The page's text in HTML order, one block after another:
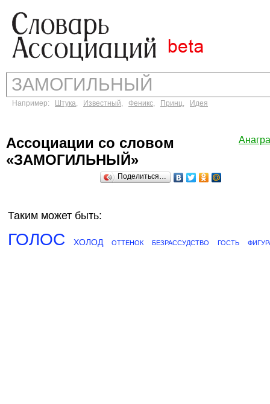
Например: Штука, Известный, Феникс, Принц, Идея
Ассоциации со словом
«ЗАМОГИЛЬНЫЙ»
Поделиться…
Таким может быть:
ГОЛОС ХОЛОД ОТТЕНОК БЕЗРАССУДСТВО ГОСТЬ